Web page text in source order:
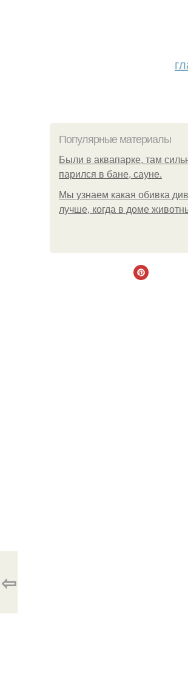
Популярные материалы
Были в аквапарке, там
парился в бане, сауне.
Мы узнаем какая обивка
лучше, когда в доме
⇦